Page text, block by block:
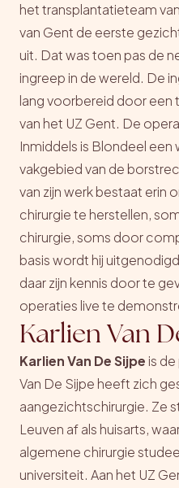
het transplantatieteam
van Gent de eerste
uit. Dat was toen pas de
ingreep in de wereld. De
lang voorbereid door een
van het UZ Gent. De
Inmiddels is Blondeel
vakgebied van de
van zijn werk bestaat erin
chirurgie te herstellen,
chirurgie, soms door
basis wordt hij
daar zijn kennis door te
operaties live te
Karlien Van
Karlien Van De Sijpe is
Van De Sijpe heeft zich
aangezichtschirurgie. Ze
Leuven af als huisarts,
algemene chirurgie
universiteit. Aan het UZ